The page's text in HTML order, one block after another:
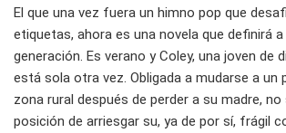
El que una vez fuera un himno pop que
etiquetas, ahora es una novela que definirá a
generación. Es verano y Coley, una joven de
está sola otra vez. Obligada a mudarse a un
zona rural después de perder a su madre,
posición de arriesgar su, ya de por sí, frágil